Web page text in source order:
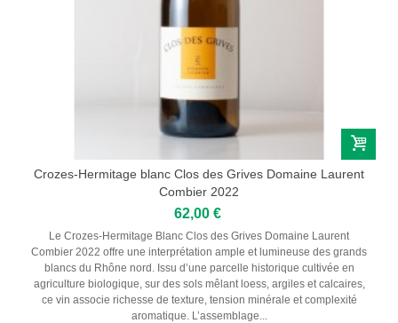
Crozes-Hermitage blanc Clos des Grives Domaine Laurent
Combier 2022
62,00 €
Le Crozes-Hermitage Blanc Clos des Grives Domaine Laurent
Combier 2022 offre une interprétation ample et lumineuse des grands
blancs du Rhône nord. Issu d’une parcelle historique cultivée en
agriculture biologique, sur des sols mêlant loess, argiles et calcaires,
ce vin associe richesse de texture, tension minérale et complexité
aromatique. L’assemblage...